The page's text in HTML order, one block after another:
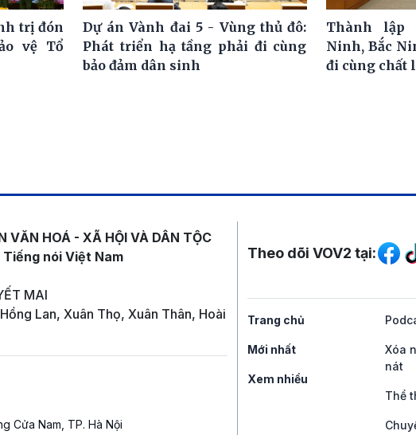
trị đón
vệ Tổ
Dự án Vành đai 5 - Vùng thủ đô:
Phát triển hạ tầng phải đi cùng
bảo đảm dân sinh
Thành lập
Ninh, Bắc
đi cùng chất
VĂN HOÁ - XÃ HỘI VÀ DÂN TỘC
nói Việt Nam
MAI
Lan, Xuân Thọ, Xuân Thân, Hoài
Cửa Nam, TP. Hà Nội
Mạng xã hội
Theo dõi VOV2 tại:
Trang chủ
Mới nhất
Xem nhiều
Xóa
nát
Thể